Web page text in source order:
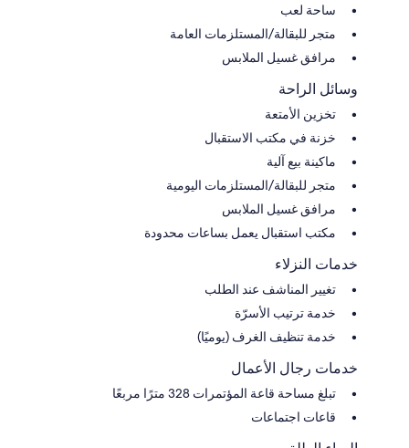
ساحة لعب
متجر للبقالة/المستلزمات العامة
مرافق غسيل الملابس
وسائل الراحة
تخزين الأمتعة
خزنة في مكتب الاستقبال
ماكينة بيع آلية
متجر للبقالة/المستلزمات اليومية
مرافق غسيل الملابس
مكتب استقبال يعمل بساعات محدودة
خدمات النزلاء
تغيير المناشف عند الطلب
خدمة ترتيب الأسرّة
خدمة تنظيف الغرف (يوميًا)
خدمات رجال الأعمال
تبلغ مساحة قاعة المؤتمرات 328 مترًا مربعًا
قاعات اجتماعات